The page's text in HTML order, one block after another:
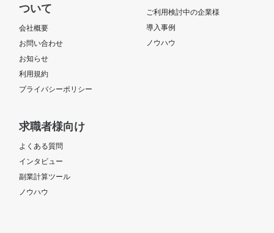
ついて
会社概要
お問い合わせ
お知らせ
利用規約
プライバシーポリシー
ご利用検討中の企業様
導入事例
ノウハウ
求職者様向け
よくある質問
インタビュー
副業計算ツール
ノウハウ